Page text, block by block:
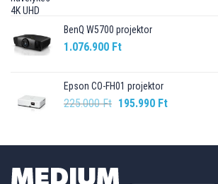
BenQ W5700 projektor
1.076.900 Ft
Epson CO-FH01 projektor
225.000Ft Original
225.000 Ft.
195.990 FtCurrent
195.990 Ft.